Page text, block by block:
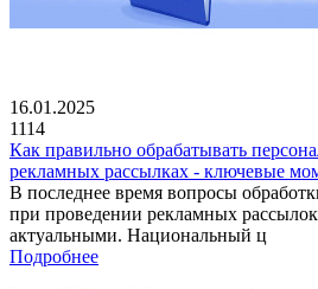
16.01.2025
1114
Как правильно обрабатывать
рекламных рассылках - ключевые
В последнее время вопросы
при проведении рекламных рассылок
актуальными. Национальный ц
Подробнее